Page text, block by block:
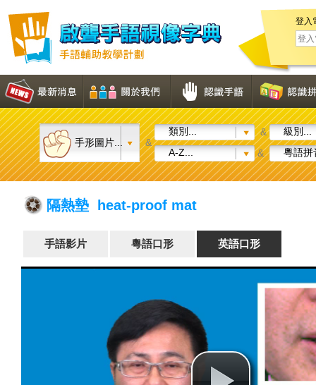
登入
手形圖片... &
類別... &
級別...
A-Z...
& 粵語拼
隔熱墊 heat-proof mat
手語影片 粵語口形 英語口形